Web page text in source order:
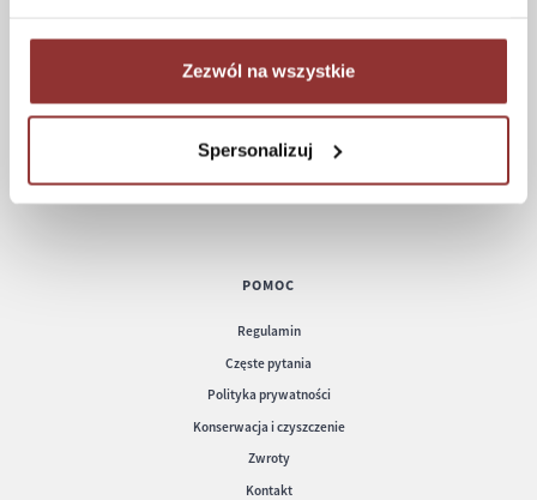
Zezwól na wszystkie
Spersonalizuj
Jak kupować
Czas realizacji zamówienia
Formy płatności
POMOC
Regulamin
Częste pytania
Polityka prywatności
Konserwacja i czyszczenie
Zwroty
Kontakt